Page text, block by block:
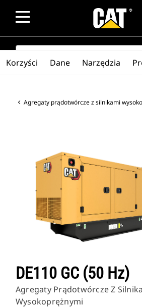
SEARCH
Agregaty prądotwórcze z silnikami
DE110 GC (50 Hz)
Agregaty Prądotwórcze Z
Wysokoprężnymi
Korzyści Dane Narzędzia